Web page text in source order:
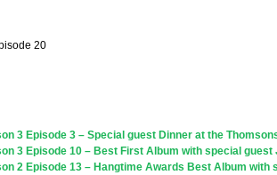
20
3 Episode 3 – Special guest Dinner at the
3 Episode 10 – Best First Album with special guest
2 Episode 13 – Hangtime Awards Best Album with